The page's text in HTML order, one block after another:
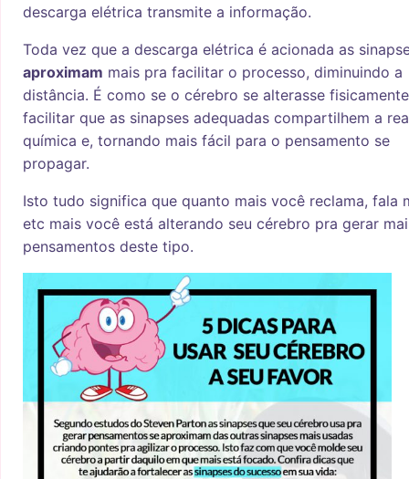
descarga elétrica transmite a informação.
Toda vez que a descarga elétrica é acionada as
aproximam mais pra facilitar o processo, diminuindo a
distância. É como se o cérebro se alterasse
facilitar que as sinapses adequadas compartilhem a
química e, tornando mais fácil para o pensamento se
propagar.
Isto tudo significa que quanto mais você reclama, fala
etc mais você está alterando seu cérebro pra gerar
pensamentos deste tipo.